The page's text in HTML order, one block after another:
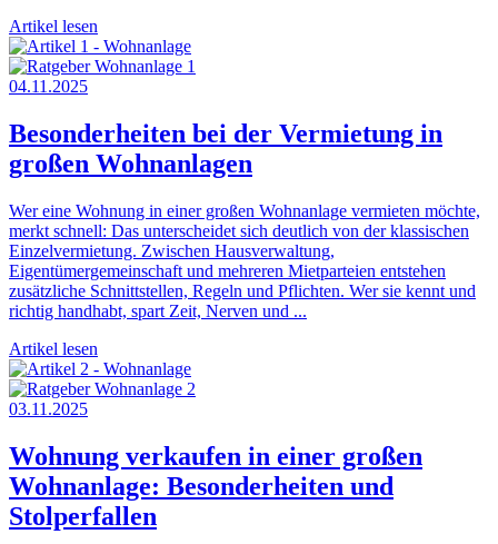
Artikel lesen
04.11.2025
Besonderheiten bei der Vermietung in
großen Wohnanlagen
Wer eine Wohnung in einer großen Wohnanlage vermieten möchte,
merkt schnell: Das unterscheidet sich deutlich von der klassischen
Einzelvermietung. Zwischen Hausverwaltung,
Eigentümergemeinschaft und mehreren Mietparteien entstehen
zusätzliche Schnittstellen, Regeln und Pflichten. Wer sie kennt und
richtig handhabt, spart Zeit, Nerven und ...
Artikel lesen
03.11.2025
Wohnung verkaufen in einer großen
Wohnanlage: Besonderheiten und
Stolperfallen